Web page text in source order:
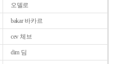
오델로
bakar 바카르
cev 체브
dim 딤